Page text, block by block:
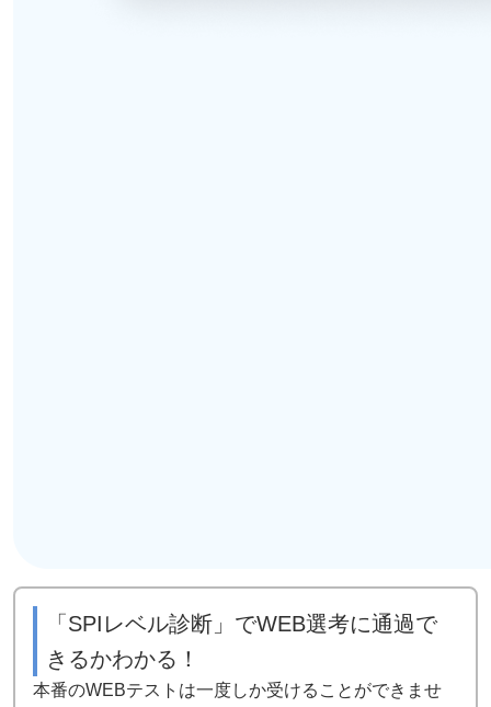
「SPIレベル診断」でWEB選考に通過で
きるかわかる！
本番のWEBテストは一度しか受けることができませ